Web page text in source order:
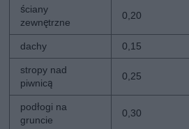
ściany
zewnętrzne
0,20
dachy 0,15
stropy nad
piwnicą
0,25
podłogi na
gruncie
0,30